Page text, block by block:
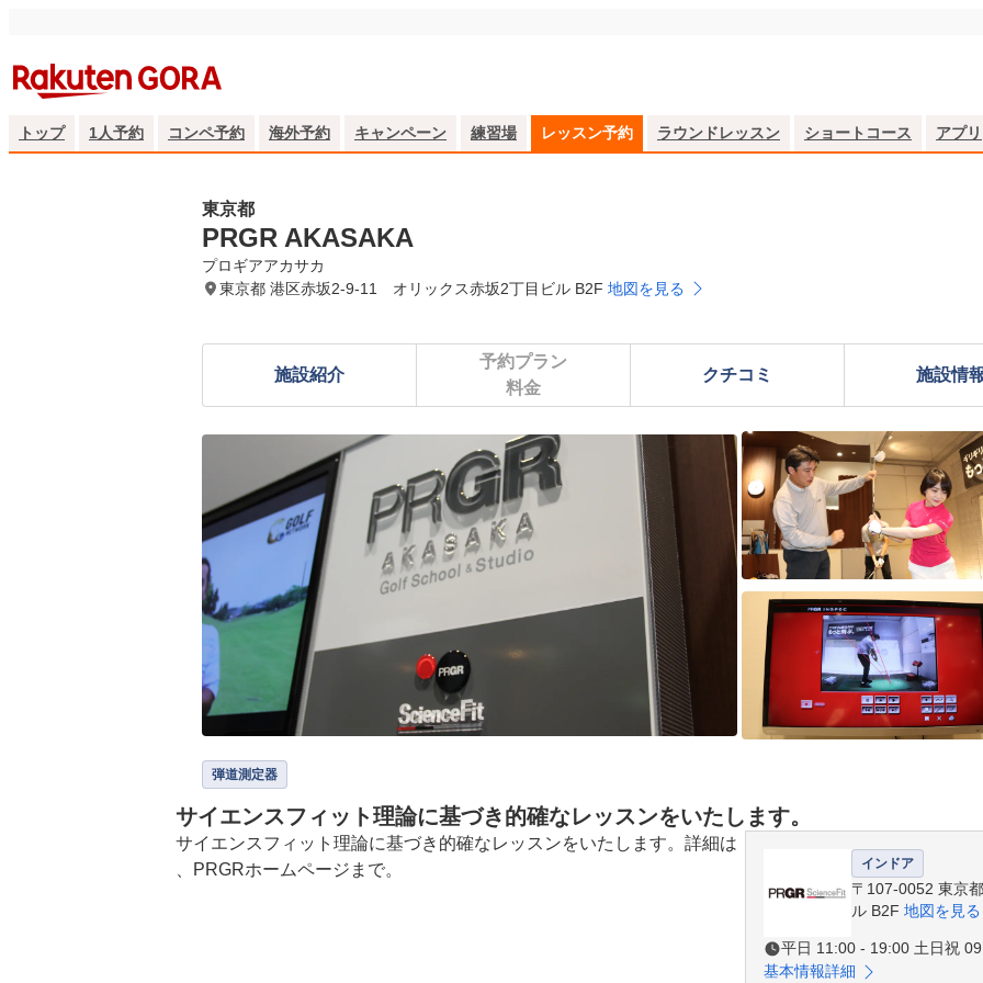
トップ 1人予約 コンペ予約 海外予約 キャンペーン 練習場 レッスン予約 ラウンドレッスン ショートコース アプリ
東京都
PRGR AKASAKA
プロギアアカサカ
東京都 港区赤坂2-9-11 オリックス赤坂2丁目ビル B2F 地図を見る
施設紹介
予約プラン
料金
クチコミ 施設情
弾道測定器
サイエンスフィット理論に基づき的確なレッスンをいたします。
サイエンスフィット理論に基づき的確なレッスンをいたします。詳細は
、PRGRホームページまで。
インドア
〒107-0052 東京
ル B2F 地図を見る
平日 11:00 - 19:00 土日祝
基本情報詳細